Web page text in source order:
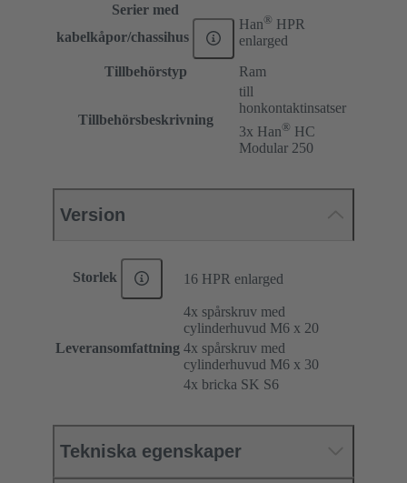
Serier med
kabelkåpor/chassihus
Han® HPR
enlarged
Tillbehörstyp
Ram
Tillbehörsbeskrivning
till
honkontaktinsatser
3x Han® HC
Modular 250
Version
Storlek 16 HPR enlarged
Leveransomfattning
4x spårskruv med
cylinderhuvud M6 x 20
4x spårskruv med
cylinderhuvud M6 x 30
4x bricka SK S6
Tekniska egenskaper